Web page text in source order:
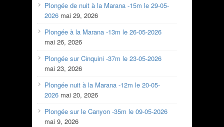
Plongée de nuit à la Marana -15m le 29-05-
2026 mai 29, 2026
Plongée à la Marana -13m le 26-05-2026
mai 26, 2026
Plongée sur Cinquini -37m le 23-05-2026
mai 23, 2026
Plongée nuit à la Marana -12m le 20-05-
2026 mai 20, 2026
Plongée sur le Canyon -35m le 09-05-2026
mai 9, 2026